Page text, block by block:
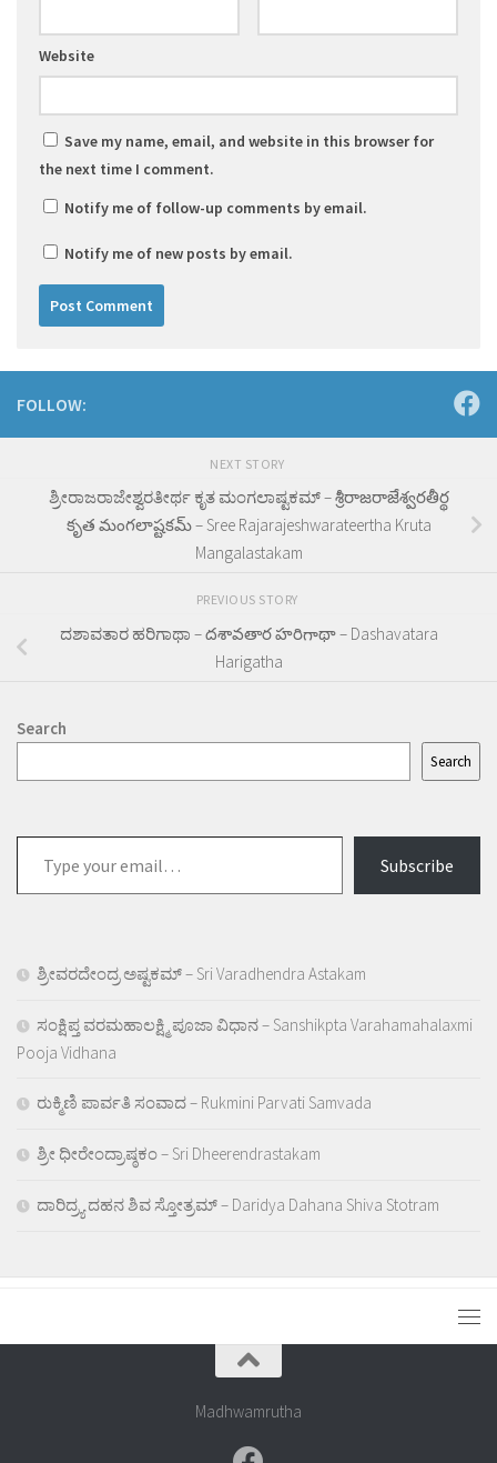
Website
Save my name, email, and website in this browser for
the next time I comment.
Notify me of follow-up comments by email.
Notify me of new posts by email.
FOLLOW:
NEXT STORY
ಶ್ರೀರಾಜರಾಜೇಶ್ವರತೀರ್ಥ ಕೃತ ಮಂಗಲಾಷ್ಟಕಮ್ – శ్రీరాజరాజేశ్వరతీర్థ
కృత మంగలాష్టకమ్ – Sree Rajarajeshwarateertha Kruta
Mangalastakam
PREVIOUS STORY
ದಶಾವತಾರ ಹರಿಗಾಥಾ – దశావతార హరిగాథా – Dashavatara
Harigatha
Search
Search
your
email…
Subscribe
ಶ್ರೀವರದೇಂದ್ರ ಅಷ್ಟಕಮ್ – Sri Varadhendra Astakam
ಸಂಕ್ಷಿಪ್ತ ವರಮಹಾಲಕ್ಷ್ಮಿ ಪೂಜಾ ವಿಧಾನ – Sanshikpta Varahamahalaxmi
Pooja Vidhana
ರುಕ್ಮಿಣಿ ಪಾರ್ವತಿ ಸಂವಾದ – Rukmini Parvati Samvada
ಶ್ರೀ ಧೀರೇಂದ್ರಾಷ್ಠಕಂ – Sri Dheerendrastakam
ದಾರಿದ್ರ್ಯ ದಹನ ಶಿವ ಸ್ತೋತ್ರಮ್ – Daridya Dahana Shiva Stotram
Madhwamrutha